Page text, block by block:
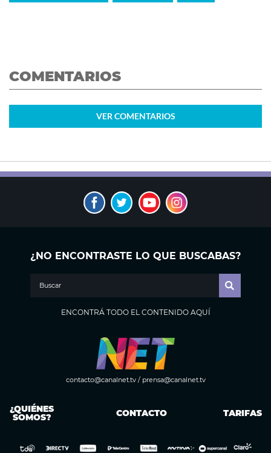
COMENTARIOS
VER COMENTARIOS
¿NO ENCONTRASTE LO QUE BUSCABAS?
ENCONTRÁ TODO EL CONTENIDO AQUÍ
contacto@canalnet.tv/ prensa@canalnet.tv
¿QUIÉNES
SOMOS? CONTACTO TARIFAS